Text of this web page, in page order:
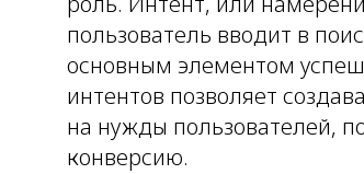
пользователь вводит в
основным элементом
интентов позволяет
на нужды пользователей,
конверсию.